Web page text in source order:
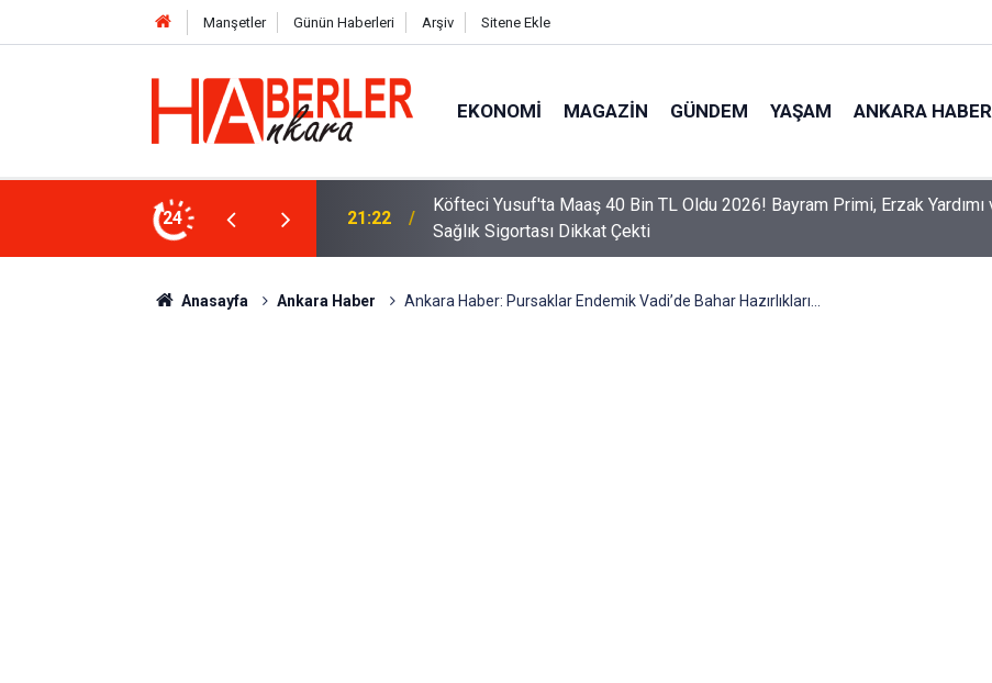
Manşetler Günün Haberleri Arşiv Sitene Ekle
EKONOMI MAGAZIN GÜNDEM YAŞAM ANKARA HABER
24
2026! Bayram Primi, Erzak Yardımı ve
12:33 Sürücüler Dikkat! Yeni Dönemde 3 İhlal Ehliyet İptaline Neden Olacak
Anasayfa Ankara Haber Ankara Haber: Pursaklar Endemik Vadi’de Bahar Hazırlıkları...